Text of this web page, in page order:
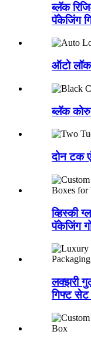
ब्लॅक
पॅकेजिंग
ऑटो लॉक
ब्लॅक
दोन टक
व्हिस्की
पॅकेजिंग
लक्झरी
गिफ्ट सेट